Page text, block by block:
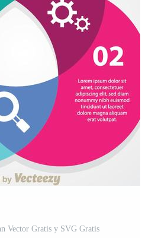
Vector Gratis y SVG Gratis